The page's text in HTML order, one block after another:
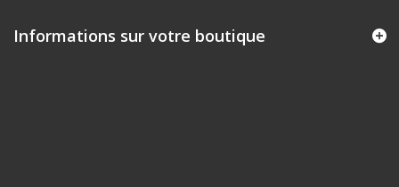
Informations sur votre boutique